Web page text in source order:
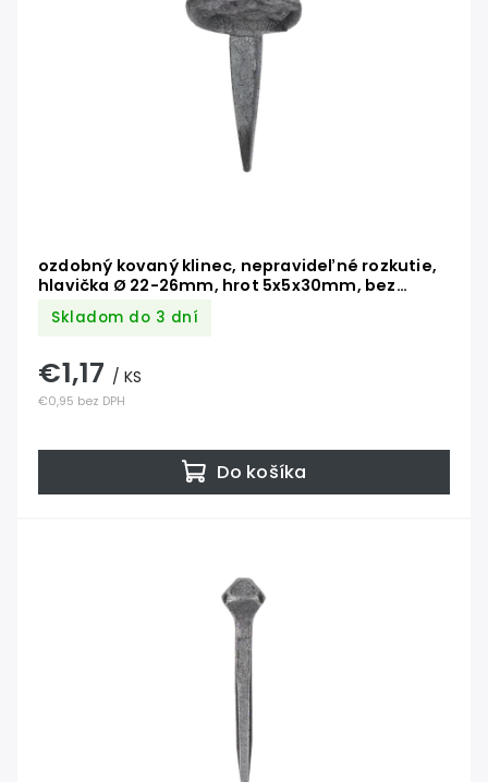
ozdobný kovaný klinec, nepravideľné rozkutie,
hlavička Ø 22-26mm, hrot 5x5x30mm, bez
povrchovej úpravy
Skladom do 3 dní
€0,95 bez DPH
€1,17 / KS
Do košíka